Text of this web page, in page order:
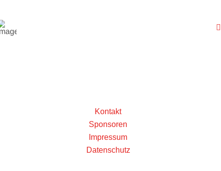
Kontakt
Sponsoren
Impressum
Datenschutz